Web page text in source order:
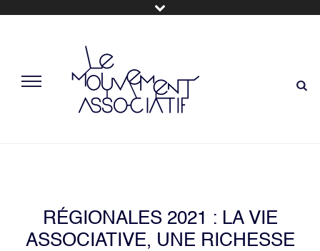
RÉGIONALES 2021 : LA VIE
ASSOCIATIVE, UNE RICHESSE